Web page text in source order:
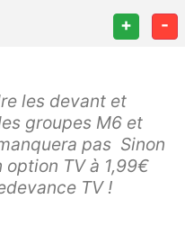
+ -
les devant et
groupes M6 et
pas Sinon
TV à 1,99€
TV !